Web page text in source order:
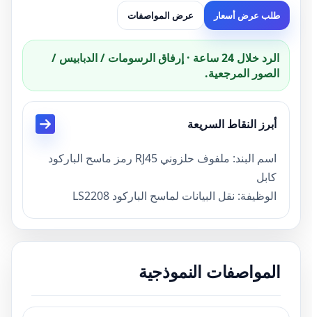
طلب عرض أسعار عرض المواصفات
الرد خلال 24 ساعة · إرفاق الرسومات / الدبابيس /
الصور المرجعية.
أبرز النقاط السريعة
اسم البند: ملفوف حلزوني RJ45 رمز ماسح الباركود
كابل
الوظيفة: نقل البيانات لماسح الباركود LS2208
اللون: رمادي ، أسود / رمادي
المهلة الزمنية: عينة 3 أيام ، الإنتاج الضخم 15 يومًا
الشهادات: ISO13485، CE، ROHS، FCC
المواصفات النموذجية